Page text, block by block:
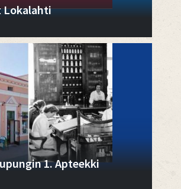
Lokalahti
1. Apteekki